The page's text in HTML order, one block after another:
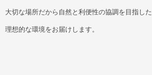
大切な場所だから自然と利便性の協調を目指した
理想的な環境をお届けします。